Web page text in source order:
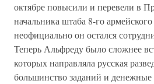
октябре повысили и перевели в
начальника штаба 8-го
неофициально он остался
Теперь Альфреду было сложнее
которых направляла русская
большинство заданий и денежные